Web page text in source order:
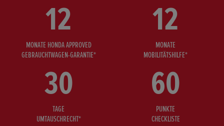
12
MONATE HONDA APPROVED
GEBRAUCHTWAGEN-GARANTIE*
12
MONATE
MOBILITÄTSHILFE*
30
TAGE
UMTAUSCHRECHT*
60
PUNKTE
CHECKLISTE